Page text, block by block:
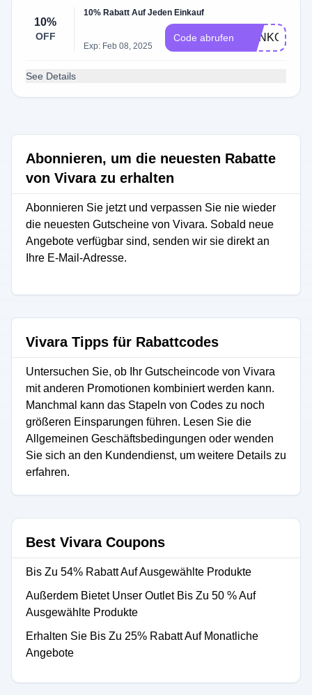
10%
OFF
10% Rabatt Auf Jeden Einkauf
Exp: Feb 08, 2025
Code abrufen RENKORB10
See Details
Abonnieren, um die neuesten Rabatte
von Vivara zu erhalten
Abonnieren Sie jetzt und verpassen Sie nie wieder
die neuesten Gutscheine von Vivara. Sobald neue
Angebote verfügbar sind, senden wir sie direkt an
Ihre E-Mail-Adresse.
Vivara Tipps für Rabattcodes
Untersuchen Sie, ob Ihr Gutscheincode von Vivara
mit anderen Promotionen kombiniert werden kann.
Manchmal kann das Stapeln von Codes zu noch
größeren Einsparungen führen. Lesen Sie die
Allgemeinen Geschäftsbedingungen oder wenden
Sie sich an den Kundendienst, um weitere Details zu
erfahren.
Best Vivara Coupons
Bis Zu 54% Rabatt Auf Ausgewählte Produkte
Außerdem Bietet Unser Outlet Bis Zu 50 % Auf
Ausgewählte Produkte
Erhalten Sie Bis Zu 25% Rabatt Auf Monatliche
Angebote